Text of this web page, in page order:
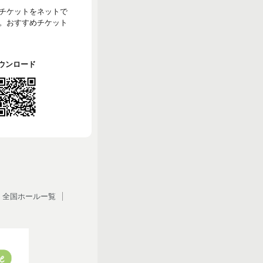
ケットをネットで
おすすめチケット
ンロード
全国ホールー覧